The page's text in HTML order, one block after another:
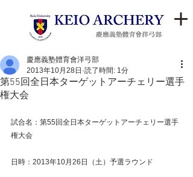
第55回全日本ターゲットアーチェリー選手
権大会
慶應義塾體育會洋弓部
2013年10月28日 読了時間: 1分
試合名：第55回全日本ターゲットアーチェリー選手
権大会
日時：2013年10月26日（土）予選ラウンド